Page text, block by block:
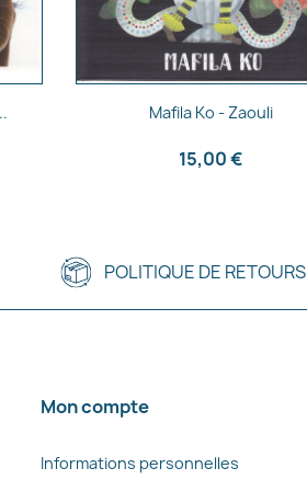
Aperçu rapide
Mafila Ko - Zaouli
15,00 €
POLITIQUE DE RETOURS
Mon compte
Informations personnelles